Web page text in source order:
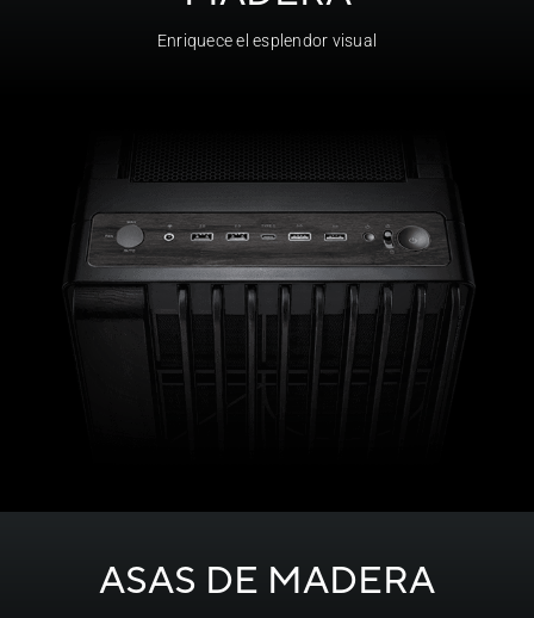
Enriquece el esplendor visual
ASAS DE MADERA